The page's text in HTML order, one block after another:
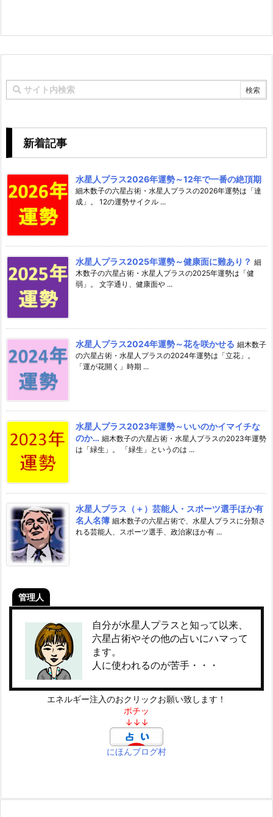
新着記事
水星人プラス2026年運勢～12年で一番の絶頂期
細木数子の六星占術・水星人プラスの2026年運勢は「達
成」。 12の運勢サイクル ...
水星人プラス2025年運勢～健康面に難あり？ 細
木数子の六星占術・水星人プラスの2025年運勢は「健
弱」。 文字通り、健康面や ...
水星人プラス2024年運勢～花を咲かせる 細木数子
の六星占術・水星人プラスの2024年運勢は「立花」。
「運が花開く」時期 ...
水星人プラス2023年運勢～いいのかイマイチな
のか… 細木数子の六星占術・水星人プラスの2023年運勢
は「緑生」。 「緑生」というのは ...
水星人プラス（＋）芸能人・スポーツ選手ほか有
名人名簿 細木数子の六星占術で、水星人プラスに分類さ
れる芸能人、スポーツ選手、政治家ほか有 ...
管理人
自分が水星人プラスと知って以来、
六星占術やその他の占いにハマって
ます。
人に使われるのが苦手・・・
エネルギー注入のおクリックお願い致します！
ポチッ
↓↓↓
にほんブログ村